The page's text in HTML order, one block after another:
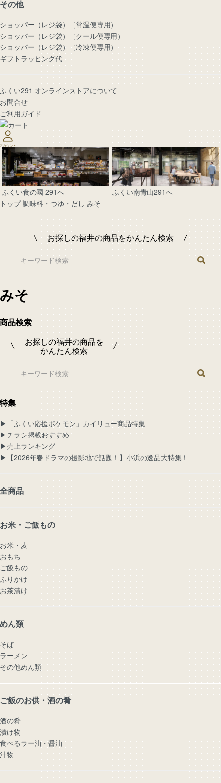
その他
ショッパー（レジ袋）（常温便専用）
ショッパー（レジ袋）（クール便専用）
ショッパー（レジ袋）（冷凍便専用）
ギフトラッピング代
ふくい291 オンラインストアについて
お問合せ
ご利用ガイド
ふくい食の國 291へ
ふくい南青山291へ
トップ 調味料・つゆ・だし みそ
お探しの福井の商品をかんたん検索
みそ
商品検索
お探しの福井の商品を
かんたん検索
特集
▶︎「ふくい応援ポケモン」カイリュー商品特集
▶︎チラシ掲載おすすめ
▶︎売上ランキング
▶︎【2026年春ドラマの撮影地で話題！】小浜の逸品大特集！
全商品
お米・ご飯もの
お米・麦
おもち
ご飯もの
ふりかけ
お茶漬け
めん類
そば
ラーメン
その他めん類
ご飯のお供・酒の肴
酒の肴
漬け物
食べるラー油・醤油
汁物